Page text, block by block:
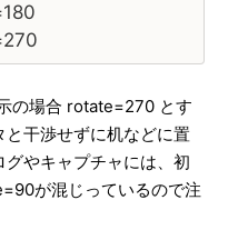
の場合 rotate=270 とす
干渉せずに机などに置
やキャプチャには、初
が混じっているので注